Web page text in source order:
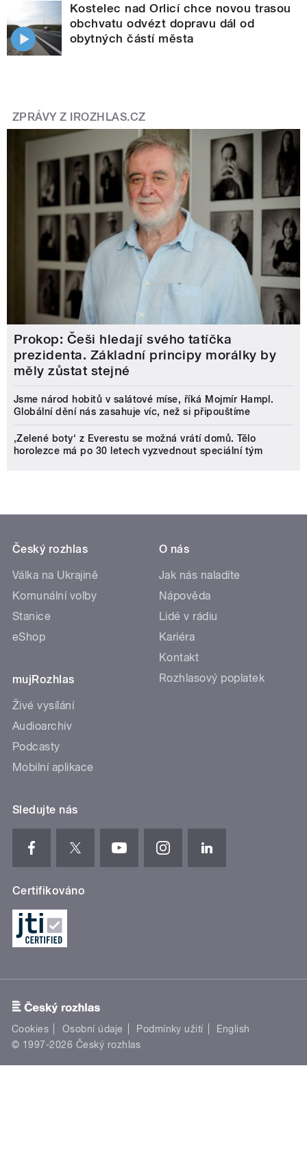
Kostelec nad Orlicí chce novou trasou
obchvatu odvézt dopravu dál od
obytných částí města
ZPRÁVY Z IROZHLAS.CZ
Prokop: Češi hledají svého tatíčka
prezidenta. Základní principy morálky by
měly zůstat stejné
Jsme národ hobitů v salátové míse, říká Mojmír Hampl.
Globální dění nás zasahuje víc, než si připouštíme
‚Zelené boty‘ z Everestu se možná vrátí domů. Tělo
horolezce má po 30 letech vyzvednout speciální tým
Český rozhlas
Válka na Ukrajině
Komunální volby
Stanice
eShop
mujRozhlas
Živé vysílání
Audioarchiv
Podcasty
Mobilní aplikace
O nás
Jak nás naladíte
Nápověda
Lidé v rádiu
Kariéra
Kontakt
Rozhlasový poplatek
Sledujte nás
Certifikováno
Cookies Osobní údaje Podmínky užití
English
© 1997-2026 Český rozhlas